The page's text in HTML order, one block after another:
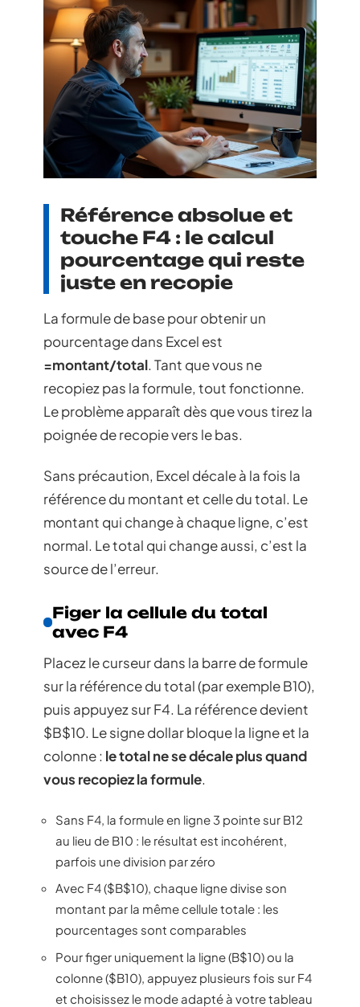
Référence absolue et
touche F4 : le calcul
pourcentage qui reste
juste en recopie
La formule de base pour obtenir un
pourcentage dans Excel est
=montant/total. Tant que vous ne
recopiez pas la formule, tout fonctionne.
Le problème apparaît dès que vous tirez la
poignée de recopie vers le bas.
Sans précaution, Excel décale à la fois la
référence du montant et celle du total. Le
montant qui change à chaque ligne, c’est
normal. Le total qui change aussi, c’est la
source de l’erreur.
Figer la cellule du total
avec F4
Placez le curseur dans la barre de formule
sur la référence du total (par exemple B10),
puis appuyez sur F4. La référence devient
$B$10. Le signe dollar bloque la ligne et la
colonne : le total ne se décale plus quand
vous recopiez la formule.
Sans F4, la formule en ligne 3 pointe sur B12
au lieu de B10 : le résultat est incohérent,
parfois une division par zéro
Avec F4 ($B$10), chaque ligne divise son
montant par la même cellule totale : les
pourcentages sont comparables
Pour figer uniquement la ligne (B$10) ou la
colonne ($B10), appuyez plusieurs fois sur F4
et choisissez le mode adapté à votre tableau